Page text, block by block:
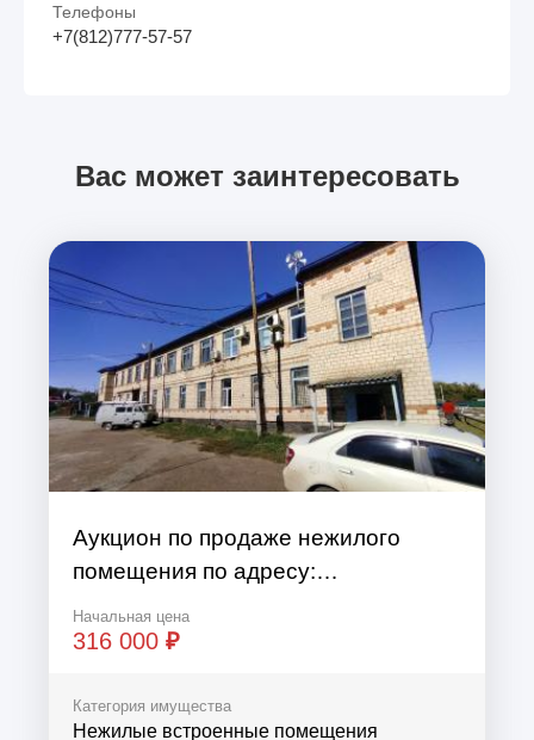
Телефоны
+7(812)777-57-57
Вас может заинтересовать
Аукцион по продаже нежилого
помещения по адресу:
Оренбургская область, м.р-н
Матвеевский, с.п. Матвеевский
Начальная цена
316 000 ₽
Категория имущества
Нежилые встроенные помещения